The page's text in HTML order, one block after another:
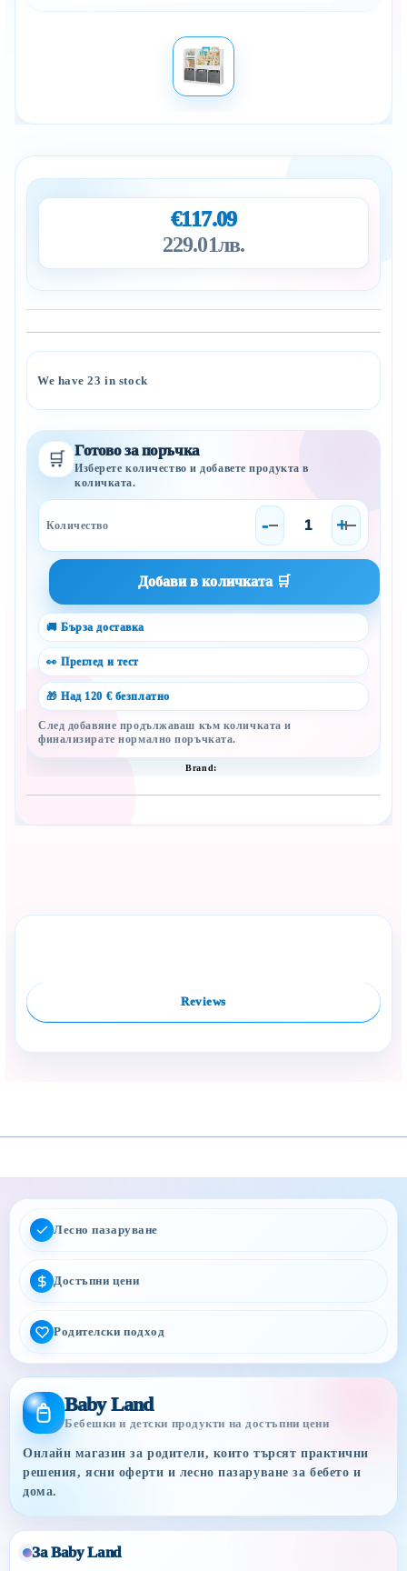
€117.09
229.01лв.
We have23in stock
🛒 Готово за поръчка
Изберете количество и добавете продукта в
количката.
- +
🚚 Бърза доставка
👀 Преглед и тест
🎁 Над 120 € безплатно
След добавяне продължаваш към количката и
финализирате нормално поръчката.
Brand:
Reviews
Лесно пазаруване
Достъпни цени
Родителски подход
Baby Land
Бебешки и детски продукти на достъпни цени
Онлайн магазин за родители, които търсят практични
решения, ясни оферти и лесно пазаруване за бебето и
дома.
За Baby Land